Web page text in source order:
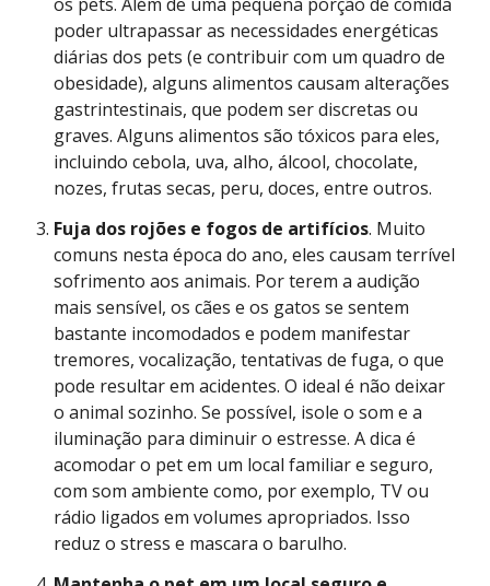
poder ultrapassar as necessidades energéticas
diárias dos pets (e contribuir com um quadro de
obesidade), alguns alimentos causam alterações
gastrintestinais, que podem ser discretas ou
graves. Alguns alimentos são tóxicos para eles,
incluindo cebola, uva, alho, álcool, chocolate,
nozes, frutas secas, peru, doces, entre outros.
Fuja dos rojões e fogos de artifícios. Muito
comuns nesta época do ano, eles causam terrível
sofrimento aos animais. Por terem a audição
mais sensível, os cães e os gatos se sentem
bastante incomodados e podem manifestar
tremores, vocalização, tentativas de fuga, o que
pode resultar em acidentes. O ideal é não deixar
o animal sozinho. Se possível, isole o som e a
iluminação para diminuir o estresse. A dica é
acomodar o pet em um local familiar e seguro,
com som ambiente como, por exemplo, TV ou
rádio ligados em volumes apropriados. Isso
reduz o stress e mascara o barulho.